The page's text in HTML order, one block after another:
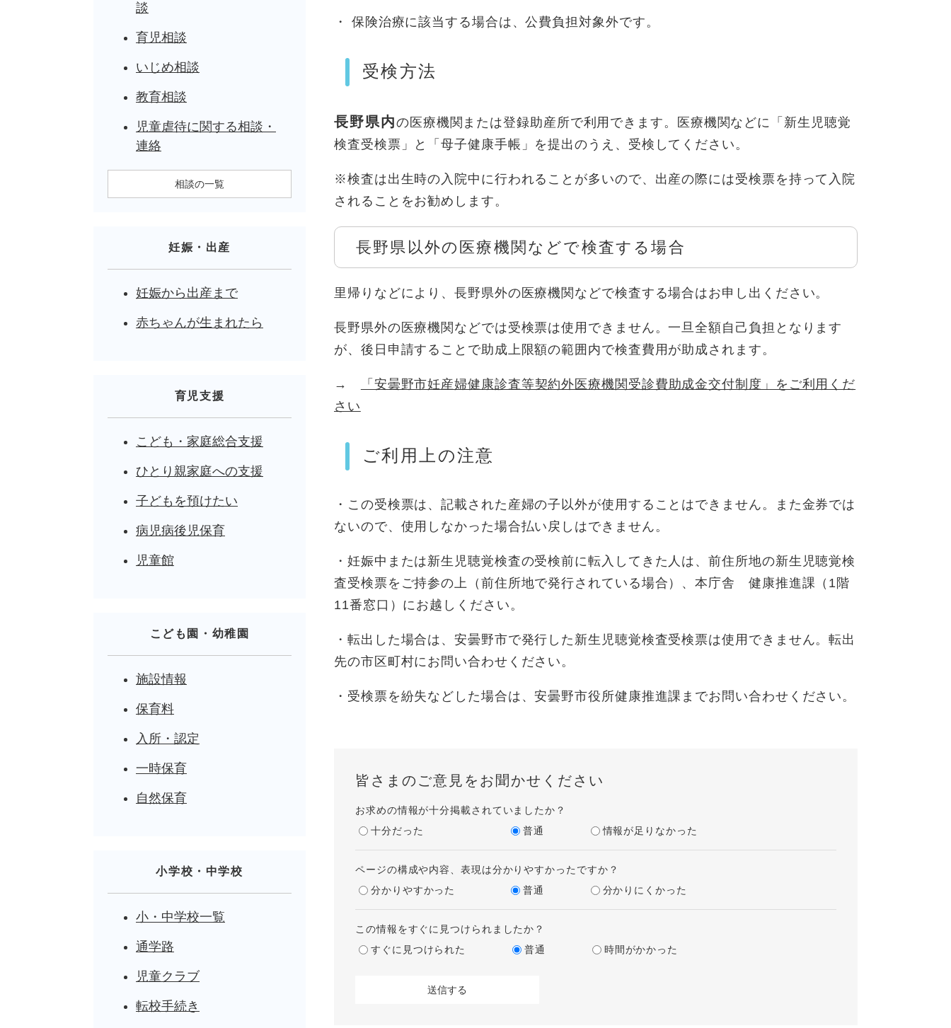
・ 保険治療に該当する場合は、公費負担対象外です。
受検方法
長野県内の医療機関または登録助産所で利用できます。医療機関などに「新生児聴覚
検査受検票」と「母子健康手帳」を提出のうえ、受検してください。
※検査は出生時の入院中に行われることが多いので、出産の際には受検票を持って入院
されることをお勧めします。
長野県以外の医療機関などで検査する場合
里帰りなどにより、長野県外の医療機関などで検査する場合はお申し出ください。
長野県外の医療機関などでは受検票は使用できません。一旦全額自己負担となります
が、後日申請することで助成上限額の範囲内で検査費用が助成されます。
→
「安曇野市妊産婦健康診査等契約外医療機関受診費助成金交付制度」をご利用くだ
さい
ご利用上の注意
・この受検票は、記載された産婦の子以外が使用することはできません。また金券では
ないので、使用しなかった場合払い戻しはできません。
・妊娠中または新生児聴覚検査の受検前に転入してきた人は、前住所地の新生児聴覚検
査受検票をご持参の上（前住所地で発行されている場合）、本庁舎 健康推進課（1階
11番窓口）にお越しください。
・転出した場合は、安曇野市で発行した新生児聴覚検査受検票は使用できません。転出
先の市区町村にお問い合わせください。
・受検票を紛失などした場合は、安曇野市役所健康推進課までお問い合わせください。
皆さまのご意見をお聞かせください
お求めの情報が十分掲載されていましたか？
十分だった
普通 情報が足りなかった
ページの構成や内容、表現は分かりやすかったですか？
分かりやすかった
普通 分かりにくかった
この情報をすぐに見つけられましたか？
すぐに見つけられた
普通 時間がかかった
談
育児相談
いじめ相談
教育相談
児童虐待に関する相談・
連絡
相談の一覧
妊娠・出産
妊娠から出産まで
赤ちゃんが生まれたら
育児支援
こども・家庭総合支援
ひとり親家庭への支援
子どもを預けたい
病児病後児保育
児童館
こども園・幼稚園
施設情報
保育料
入所・認定
一時保育
自然保育
小学校・中学校
小・中学校一覧
通学路
児童クラブ
転校手続き